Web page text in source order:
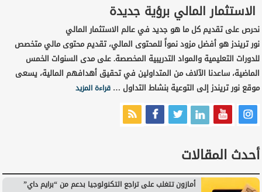
الاستثمار المالي برؤية جديدة
نحرص على تقديم كل ما هو جديد في عالم الاستثمار المالي
نور تريندز هو أفضل مزود نمواً للمحتوى المالي، تقديم محتوى مالي متخصص
للدورات التعليمية والمواد التدريبية المخصصة. على مدى السنوات الخمس
الماضية، ساعدنا الآلاف من المتداولين في تحقيق أهدافهم المالية، يسعى
موقع نور تريندز إلى التوعية بنشاط التداول …قراءة المزيد
أحدث المقالات
أمازون تتغلب على تراجع التكنولوجيا بدعم من “برايم داي”